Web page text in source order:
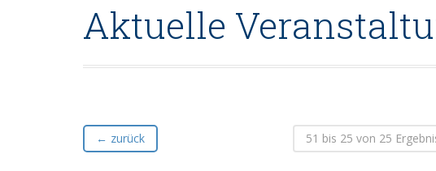
Aktuelle
← zurück 51 bis 25 von 25